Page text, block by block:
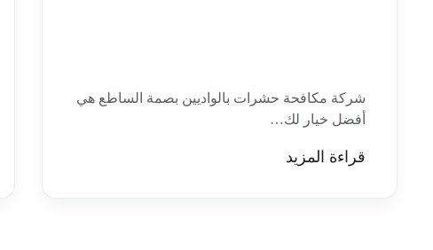
شركة مكافحة حشرات بالواديين بصمة الساطع هي
أفضل خيار لك…
قراءة المزيد